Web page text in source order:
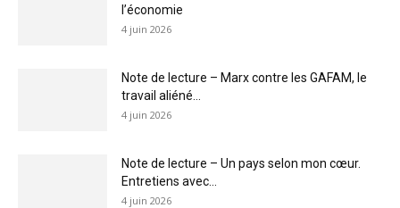
l’économie
4 juin 2026
Note de lecture – Marx contre les GAFAM, le
travail aliéné...
4 juin 2026
Note de lecture – Un pays selon mon cœur.
Entretiens avec...
4 juin 2026